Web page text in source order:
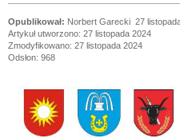
Norbert Garecki 27
Artykuł utworzono: 27 listopada 2024
Zmodyfikowano: 27 listopada 2024
Odsłon: 968